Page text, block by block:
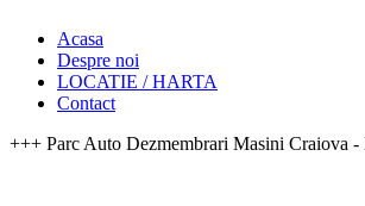
Acasa
Despre noi
LOCATIE / HARTA
Contact
+++ Parc Auto Dezmembrari Masini Craiova